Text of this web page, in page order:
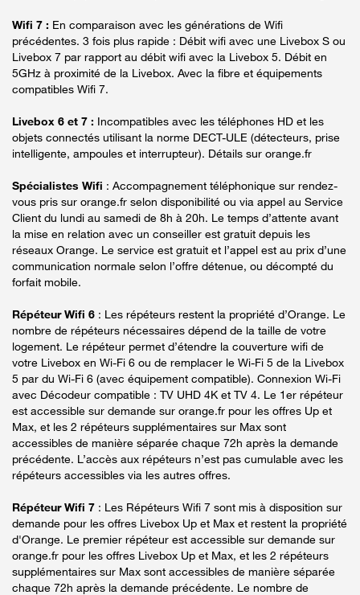
Wifi 7 : En comparaison avec les générations de Wifi
précédentes. 3 fois plus rapide : Débit wifi avec une Livebox S ou
Livebox 7 par rapport au débit wifi avec la Livebox 5. Débit en
5GHz à proximité de la Livebox. Avec la fibre et équipements
compatibles Wifi 7.
Livebox 6 et 7 : Incompatibles avec les téléphones HD et les
objets connectés utilisant la norme DECT-ULE (détecteurs, prise
intelligente, ampoules et interrupteur). Détails sur orange.fr
Spécialistes Wifi : Accompagnement téléphonique sur rendez-
vous pris sur orange.fr selon disponibilité ou via appel au Service
Client du lundi au samedi de 8h à 20h. Le temps d’attente avant
la mise en relation avec un conseiller est gratuit depuis les
réseaux Orange. Le service est gratuit et l’appel est au prix d’une
communication normale selon l’offre détenue, ou décompté du
forfait mobile.
Répéteur Wifi 6 : Les répéteurs restent la propriété d’Orange. Le
nombre de répéteurs nécessaires dépend de la taille de votre
logement. Le répéteur permet d’étendre la couverture wifi de
votre Livebox en Wi-Fi 6 ou de remplacer le Wi-Fi 5 de la Livebox
5 par du Wi-Fi 6 (avec équipement compatible). Connexion Wi-Fi
avec Décodeur compatible : TV UHD 4K et TV 4. Le 1er répéteur
est accessible sur demande sur orange.fr pour les offres Up et
Max, et les 2 répéteurs supplémentaires sur Max sont
accessibles de manière séparée chaque 72h après la demande
précédente. L’accès aux répéteurs n’est pas cumulable avec les
répéteurs accessibles via les autres offres.
Répéteur Wifi 7 : Les Répéteurs Wifi 7 sont mis à disposition sur
demande pour les offres Livebox Up et Max et restent la propriété
d'Orange. Le premier répéteur est accessible sur demande sur
orange.fr pour les offres Livebox Up et Max, et les 2 répéteurs
supplémentaires sur Max sont accessibles de manière séparée
chaque 72h après la demande précédente. Le nombre de